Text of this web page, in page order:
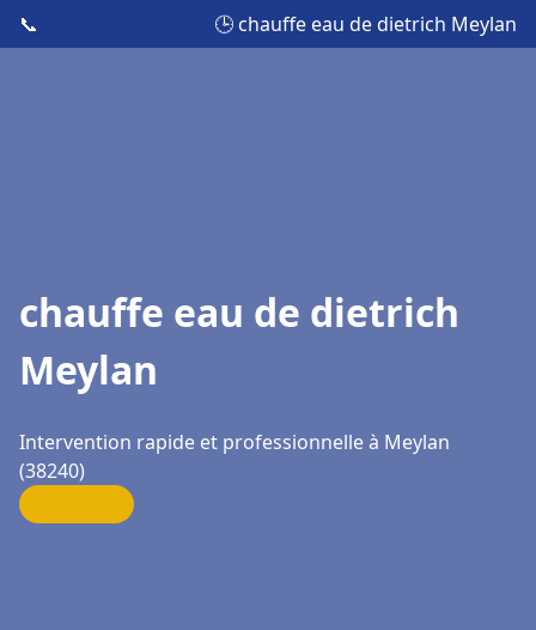
📞 🕒 chauffe eau de dietrich Meylan
chauffe eau de dietrich
Meylan
Intervention rapide et professionnelle à Meylan
(38240)